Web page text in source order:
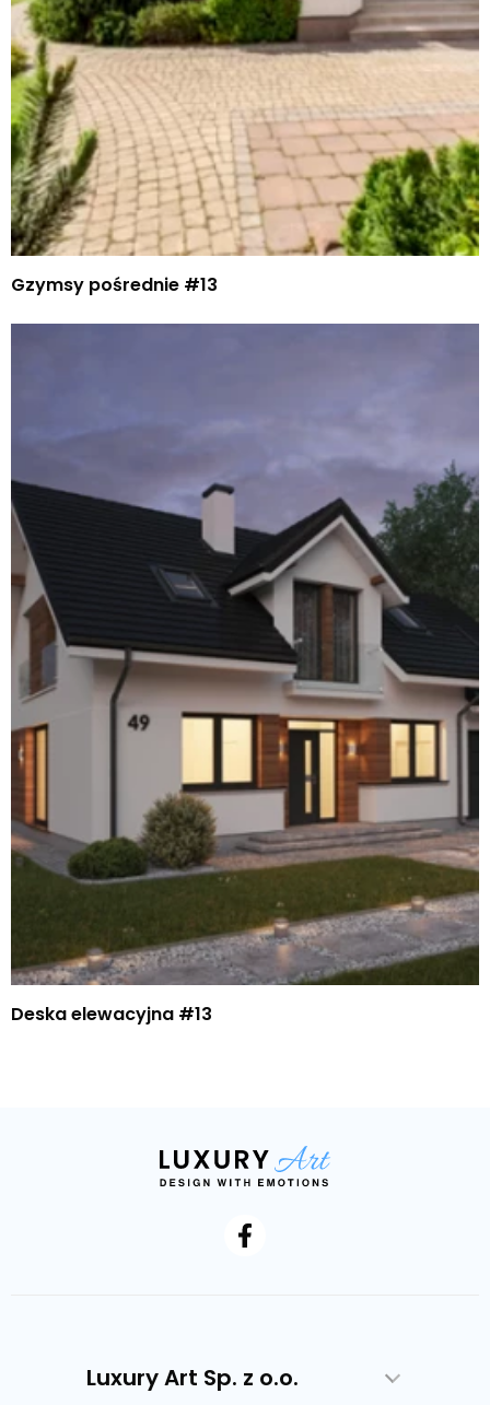
Gzymsy pośrednie #13
Deska elewacyjna #13
Luxury Art Sp. z o.o.